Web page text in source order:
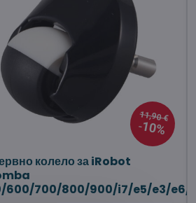
11,90 €
10%
колело за iRobot
600/700/800/900/i7/e5/e3/e6/j7